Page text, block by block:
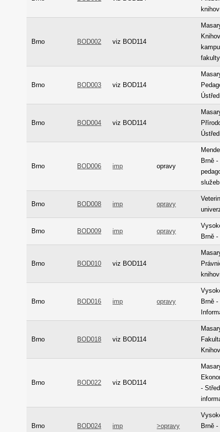
Brno BOD002 viz BOD114
Brno BOD003 viz BOD114
Brno BOD004 viz BOD114
Brno BOD006 imp opravy
Brně
Brno BOD008 imp opravy
Brno BOD009 imp opravy
Brně
Brno BOD010 viz BOD114
Brno BOD016 imp opravy
Brně
Brno BOD018 viz BOD114
Brno BOD022 viz BOD114
-
Brno BOD024 imp >opravy
Brně